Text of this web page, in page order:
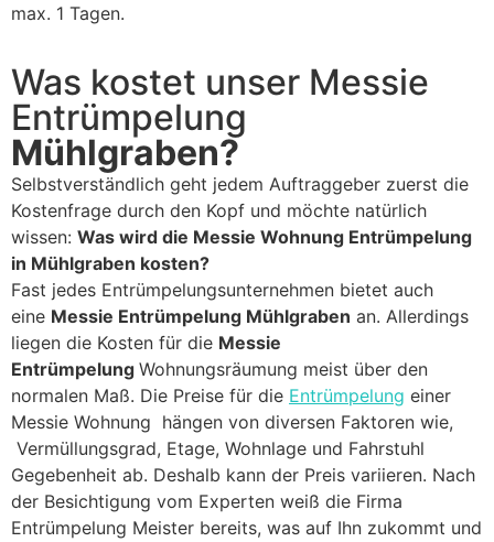
max. 1 Tagen.
Was kostet unser Messie
Entrümpelung
Mühlgraben?
Selbstverständlich geht jedem Auftraggeber zuerst die
Kostenfrage durch den Kopf und möchte natürlich
wissen: Was wird die Messie Wohnung Entrümpelung
in Mühlgraben kosten?
Fast jedes Entrümpelungsunternehmen bietet auch
eine Messie Entrümpelung Mühlgraben an. Allerdings
liegen die Kosten für die Messie
Entrümpelung Wohnungsräumung meist über den
normalen Maß. Die Preise für die Entrümpelung einer
Messie Wohnung hängen von diversen Faktoren wie,
Vermüllungsgrad, Etage, Wohnlage und Fahrstuhl
Gegebenheit ab. Deshalb kann der Preis variieren. Nach
der Besichtigung vom Experten weiß die Firma
Entrümpelung Meister bereits, was auf Ihn zukommt und